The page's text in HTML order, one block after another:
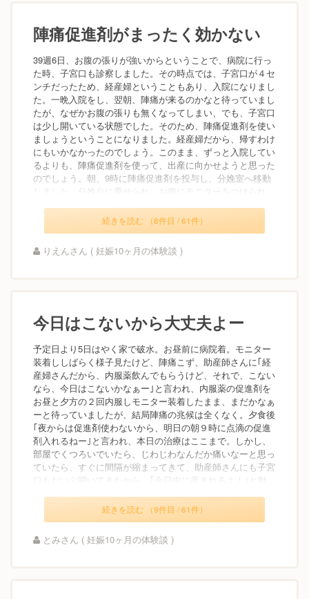
陣痛促進剤がまったく効かない
39週6日、お腹の張りが強いからということで、病院に行っ
た時、子宮口も診察しました。その時点では、子宮口が４セ
ンチだったため、経産婦ということもあり、入院になりまし
た。一晩入院をし、翌朝、陣痛が来るのかなと待っていまし
たが、なぜかお腹の張りも無くなってしまい、でも、子宮口
は少し開いている状態でした。そのため、陣痛促進剤を使い
ましょうということになりました。経産婦だから、帰すわけ
にもいかなかったのでしょう。このまま、ずっと入院してい
るよりも、陣痛促進剤を使って、出産に向かせようと思った
のでしょう。朝、9時に陣痛促進剤を投与し、分娩室へ移動
しました。分娩台に乗せられ、お腹にモニターをつけられ...
続きを読む （8件目 / 61件）
りえんさん ( 妊娠10ヶ月の体験談 )
今日はこないから大丈夫よー
予定日より5日はやく家で破水。お昼前に病院着。モニター
装着ししばらく様子見たけど、陣痛こず、助産師さんに｢経
産婦さんだから、内服薬飲んでもらうけど、それで、こない
なら、今日はこないかなぁー｣と言われ、内服薬の促進剤を
お昼と夕方の２回内服しモニター装着したまま、まだかなぁ
ーと待っていましたが、結局陣痛の兆候は全くなく。夕食後
｢夜からは促進剤使わないから、明日の朝９時に点滴の促進
剤入れるねー｣と言われ、本日の治療はここまで。しかし、
部屋でくつろいでいたら、じわじわなんだか痛いなーと思っ
ていたら、すぐに間隔が縮まってきて、助産師さんにも子宮
口もだいぶ開いてきたから、｢今日中に産まれるよ！｣と動...
続きを読む （9件目 / 61件）
とみさん ( 妊娠10ヶ月の体験談 )